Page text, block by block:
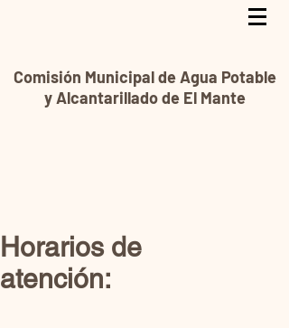
Comisión Municipal de Agua Potable
y Alcantarillado de El Mante
Horarios de
atención: